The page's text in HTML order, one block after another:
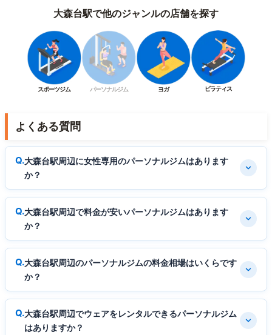
大森台駅で他のジャンルの店舗を探す
スポーツジム パーソナルジム ヨガ ピラティス
よくある質問
大森台駅周辺に女性専用のパーソナルジムはあります
か？
大森台駅周辺で料金が安いパーソナルジムはあります
か？
大森台駅周辺のパーソナルジムの料金相場はいくらです
か？
大森台駅周辺でウェアをレンタルできるパーソナルジム
はありますか？